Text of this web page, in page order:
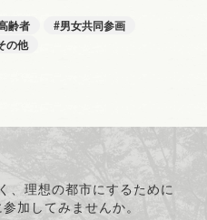
齢者
男女共同参画
の他
、理想の都市にするために
加してみませんか。